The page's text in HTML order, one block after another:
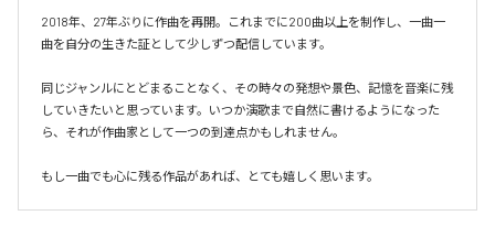
2018年、27年ぶりに作曲を再開。これまでに200曲以上を制作し、一曲一
曲を自分の生きた証として少しずつ配信しています。
同じジャンルにとどまることなく、その時々の発想や景色、記憶を音楽に残
していきたいと思っています。いつか演歌まで自然に書けるようになった
ら、それが作曲家として一つの到達点かもしれません。
もし一曲でも心に残る作品があれば、とても嬉しく思います。